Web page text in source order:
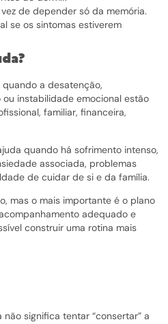
de depender só da memória.
se os sintomas estiverem
a desatenção,
instabilidade emocional estão
familiar, financeira,
quando há sofrimento intenso,
associada, problemas
de cuidar de si e da família.
mas o mais importante é o plano
adequado e
construir uma rotina mais
significa tentar “consertar” a